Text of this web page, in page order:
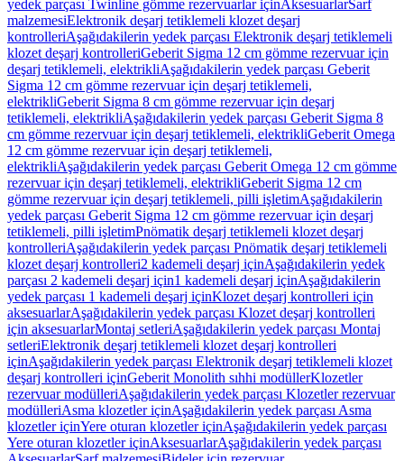
yedek parçası Twinline gömme rezervuarlar içinAksesuarlarSarf
malzemesiElektronik deşarj tetiklemeli klozet deşarj
kontrolleriAşağıdakilerin yedek parçası Elektronik deşarj tetiklemeli
klozet deşarj kontrolleriGeberit Sigma 12 cm gömme rezervuar için
deşarj tetiklemeli, elektrikliAşağıdakilerin yedek parçası Geberit
Sigma 12 cm gömme rezervuar için deşarj tetiklemeli,
elektrikliGeberit Sigma 8 cm gömme rezervuar için deşarj
tetiklemeli, elektrikliAşağıdakilerin yedek parçası Geberit Sigma 8
cm gömme rezervuar için deşarj tetiklemeli, elektrikliGeberit Omega
12 cm gömme rezervuar için deşarj tetiklemeli,
elektrikliAşağıdakilerin yedek parçası Geberit Omega 12 cm gömme
rezervuar için deşarj tetiklemeli, elektrikliGeberit Sigma 12 cm
gömme rezervuar için deşarj tetiklemeli, pilli işletimAşağıdakilerin
yedek parçası Geberit Sigma 12 cm gömme rezervuar için deşarj
tetiklemeli, pilli işletimPnömatik deşarj tetiklemeli klozet deşarj
kontrolleriAşağıdakilerin yedek parçası Pnömatik deşarj tetiklemeli
klozet deşarj kontrolleri2 kademeli deşarj içinAşağıdakilerin yedek
parçası 2 kademeli deşarj için1 kademeli deşarj içinAşağıdakilerin
yedek parçası 1 kademeli deşarj içinKlozet deşarj kontrolleri için
aksesuarlarAşağıdakilerin yedek parçası Klozet deşarj kontrolleri
için aksesuarlarMontaj setleriAşağıdakilerin yedek parçası Montaj
setleriElektronik deşarj tetiklemeli klozet deşarj kontrolleri
içinAşağıdakilerin yedek parçası Elektronik deşarj tetiklemeli klozet
deşarj kontrolleri içinGeberit Monolith sıhhi modüllerKlozetler
rezervuar modülleriAşağıdakilerin yedek parçası Klozetler rezervuar
modülleriAsma klozetler içinAşağıdakilerin yedek parçası Asma
klozetler içinYere oturan klozetler içinAşağıdakilerin yedek parçası
Yere oturan klozetler içinAksesuarlarAşağıdakilerin yedek parçası